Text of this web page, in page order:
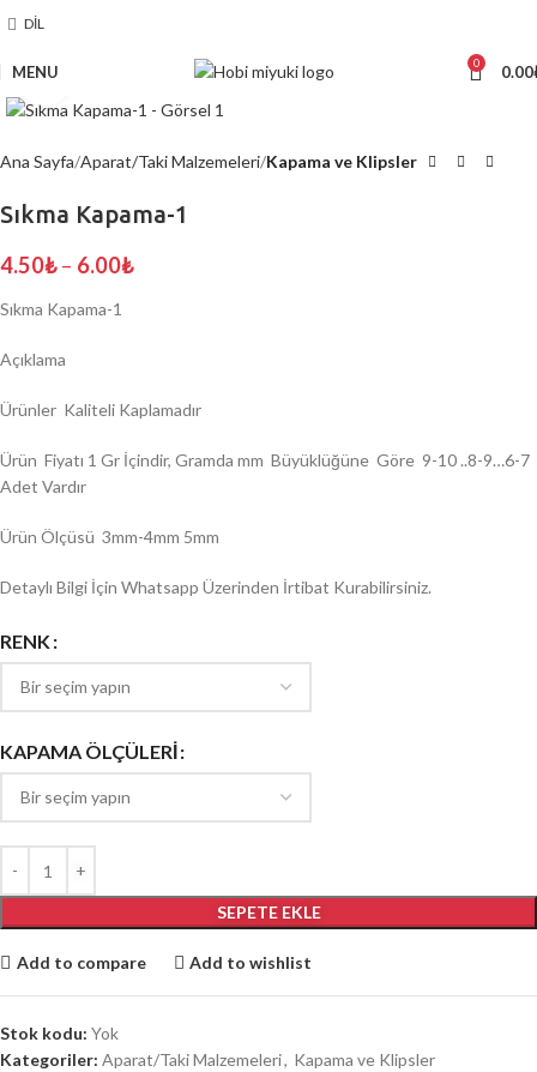
DIL
MENU 0 0.00
Ana Sayfa Aparat/Taki Malzemeleri Kapama ve Klipsler
Sıkma Kapama-1
4.50₺ – 6.00₺
Sıkma Kapama-1
Açıklama
Ürünler Kaliteli Kaplamadır
Ürün Fiyatı 1 Gr İçindir, Gramda mm Büyüklüğüne Göre 9-10 ..8-9…6-7
Adet Vardır
Ürün Ölçüsü 3mm-4mm 5mm
Detaylı Bilgi İçin Whatsapp Üzerinden İrtibat Kurabilirsiniz.
RENK
KAPAMA ÖLÇÜLERİ
SEPETE EKLE
Add to compare Add to wishlist
Stok kodu: Yok
Kategoriler: Aparat/Taki Malzemeleri, Kapama ve Klipsler